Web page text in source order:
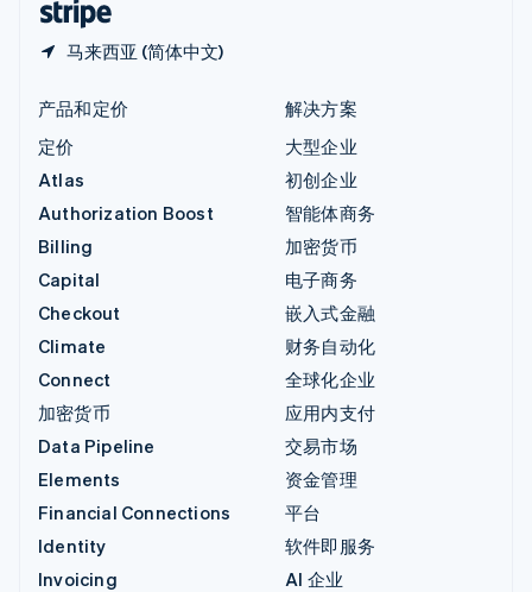
马来西亚 (简体中文)
产品和定价
定价
Atlas
Authorization Boost
Billing
Capital
Checkout
Climate
Connect
加密货币
Data Pipeline
Elements
Financial Connections
Identity
Invoicing
解决方案
大型企业
初创企业
智能体商务
加密货币
电子商务
嵌入式金融
财务自动化
全球化企业
应用内支付
交易市场
资金管理
平台
软件即服务
AI 企业